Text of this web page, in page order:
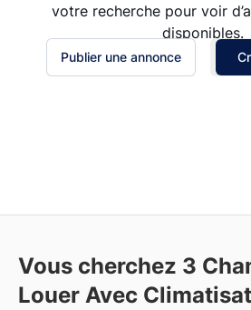
votre recherche pour voir
disponibles.
Publier une annonce
Vous cherchez 3
Louer Avec